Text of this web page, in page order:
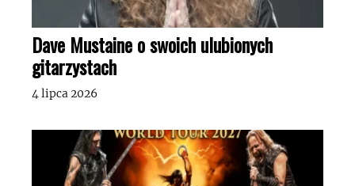
Dave Mustaine o swoich ulubionych
gitarzystach
4 lipca 2026